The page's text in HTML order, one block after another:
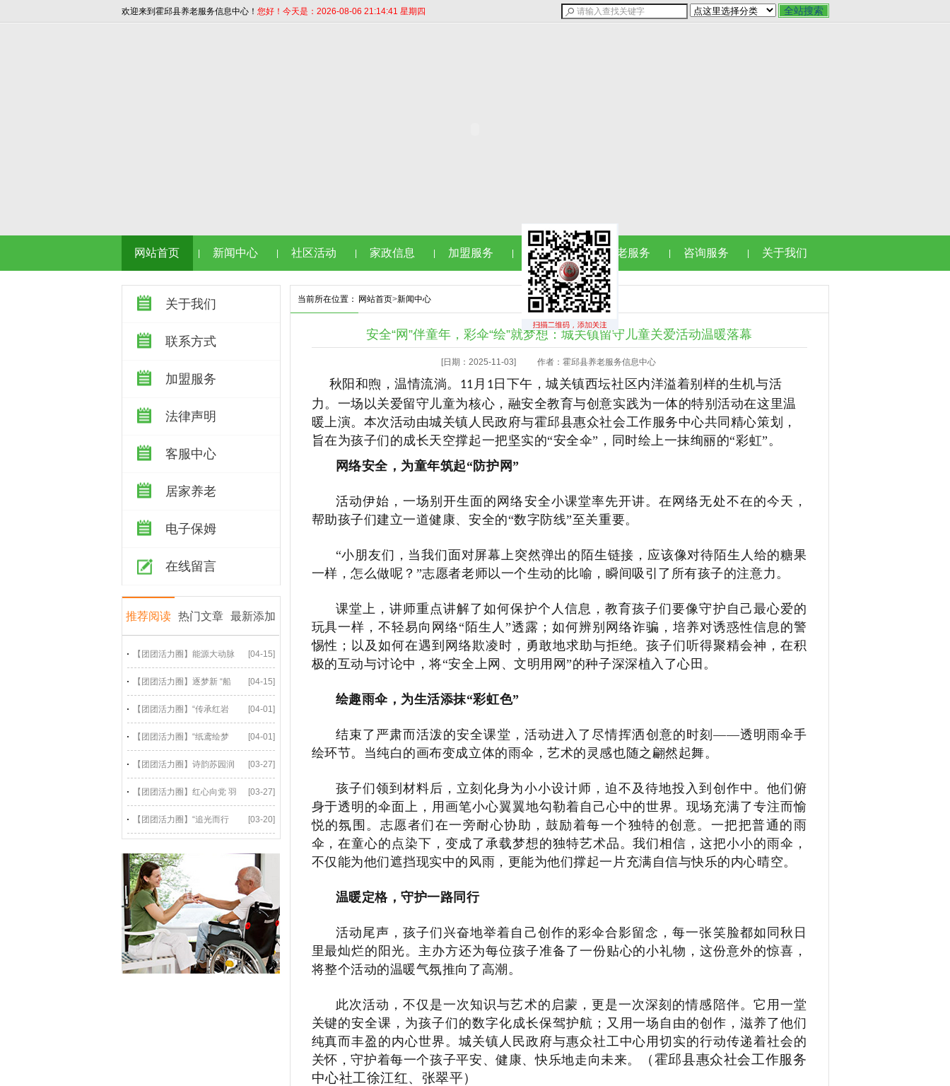
欢迎来到霍邱县养老服务信息中心！ 您好！今天是：2026-08-06 21:14:43 星期四
网站首页 新闻中心 社区活动 家政信息 加盟服务 生活百事 | 养老服务 咨询服务 关于我们
关于我们
联系方式
加盟服务
法律声明
客服中心
居家养老
电子保姆
在线留言
推荐阅读 热门文章 最新添加
[04-15]
【团团活力圈】能源大动脉
[04-15]
【团团活力圈】逐梦新 “船
[04-01]
【团团活力圈】“传承红岩
[04-01]
【团团活力圈】“纸鸢绘梦
[03-27]
【团团活力圈】诗韵苏园润
[03-27]
【团团活力圈】红心向党 羽
[03-20]
【团团活力圈】“追光而行
当前所在位置： 网站首页>新闻中心
安全“网”伴童年，彩伞“绘”就梦想：城关镇留守儿童关爱活动温暖落幕
[日期：2025-11-03] 作者：霍邱县养老服务信息中心
秋阳和煦，温情流淌。 11 月 1 日下午，城关镇西坛社区内洋溢着别样的生机与活
力。一场以关爱留守儿童为核心，融安全教育与创意实践为一体的特别活动在这里温
暖上演。本次活动由城关镇人民政府与霍邱县惠众社会工作服务中心共同精心策划，
旨在为孩子们的成长天空撑起一把坚实的“安全伞”，同时绘上一抹绚丽的“彩虹”。
网络安全，为童年筑起“防护网”
活动伊始，一场别开生面的网络安全小课堂率先开讲。在网络无处不在的今天，
帮助孩子们建立一道健康、安全的“数字防线”至关重要。
“小朋友们，当我们面对屏幕上突然弹出的陌生链接，应该像对待陌生人给的糖果
一样，怎么做呢？”志愿者老师以一个生动的比喻，瞬间吸引了所有孩子的注意力。
课堂上，讲师重点讲解了如何保护个人信息，教育孩子们要像守护自己最心爱的
玩具一样，不轻易向网络“陌生人”透露；如何辨别网络诈骗，培养对诱惑性信息的警
惕性；以及如何在遇到网络欺凌时，勇敢地求助与拒绝。孩子们听得聚精会神，在积
极的互动与讨论中，将“安全上网、文明用网”的种子深深植入了心田。
绘趣雨伞，为生活添抹“彩虹色”
结束了严肃而活泼的安全课堂，活动进入了尽情挥洒创意的时刻——透明雨伞手
绘环节。当纯白的画布变成立体的雨伞，艺术的灵感也随之翩然起舞。
孩子们领到材料后，立刻化身为小小设计师，迫不及待地投入到创作中。他们俯
身于透明的伞面上，用画笔小心翼翼地勾勒着自己心中的世界。现场充满了专注而愉
悦的氛围。志愿者们在一旁耐心协助，鼓励着每一个独特的创意。一把把普通的雨
伞，在童心的点染下，变成了承载梦想的独特艺术品。我们相信，这把小小的雨伞，
不仅能为他们遮挡现实中的风雨，更能为他们撑起一片充满自信与快乐的内心晴空。
温暖定格，守护一路同行
活动尾声，孩子们兴奋地举着自己创作的彩伞合影留念，每一张笑脸都如同秋日
里最灿烂的阳光。主办方还为每位孩子准备了一份贴心的小礼物，这份意外的惊喜，
将整个活动的温暖气氛推向了高潮。
此次活动，不仅是一次知识与艺术的启蒙，更是一次深刻的情感陪伴。它用一堂
关键的安全课，为孩子们的数字化成长保驾护航；又用一场自由的创作，滋养了他们
纯真而丰盈的内心世界。城关镇人民政府与惠众社工中心用切实的行动传递着社会的
关怀，守护着每一个孩子平安、健康、快乐地走向未来。
（霍邱县惠众社会工作服务
中心社工徐江红、张翠平）